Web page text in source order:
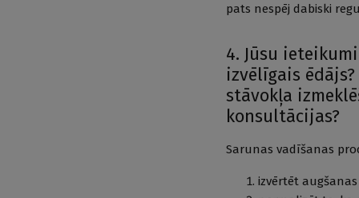
pats nespēj dabiski
4. Jūsu
izvēlīgais
stāvokļa
konsultācijas?
Sarunas vadīšanas
izvērtēt